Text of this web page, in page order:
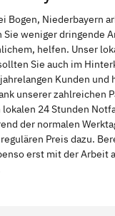
Bogen, Niederbayern
weniger dringende
helfen. Unser
Sie auch im
Kunden und
unserer zahlreichen
24 Stunden
der normalen
Preis dazu.
erst mit der